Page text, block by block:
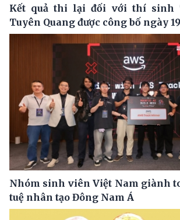
Kết quả thi lại đối với thí sinh
Tuyên Quang được công bố ngày
Nhóm sinh viên Việt Nam giành
tuệ nhân tạo Đông Nam Á